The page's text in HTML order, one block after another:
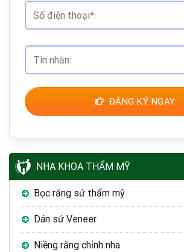
ĐĂNG KÝ NGAY
NHA KHOA THẨM MỸ
Bọc răng sứ thẩm mỹ
Dán sứ Veneer
Niềng răng chỉnh nha